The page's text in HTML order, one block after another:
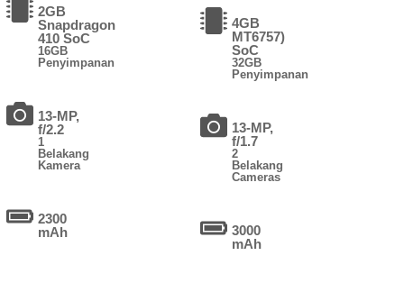
2GB
Snapdragon
410 SoC
16GB
Penyimpanan
13-MP,
f/2.2
1
Belakang
Kamera
2300
mAh
4GB
MT6757)
SoC
32GB
Penyimpanan
13-MP,
f/1.7
2
Belakang
Cameras
3000
mAh